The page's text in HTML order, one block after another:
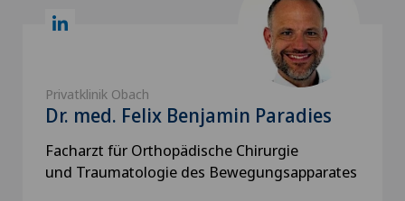
Privatklinik Obach
Dr. med. Felix Benjamin Paradies
Facharzt für Orthopädische Chirurgie
und Traumatologie des Bewegungsapparates